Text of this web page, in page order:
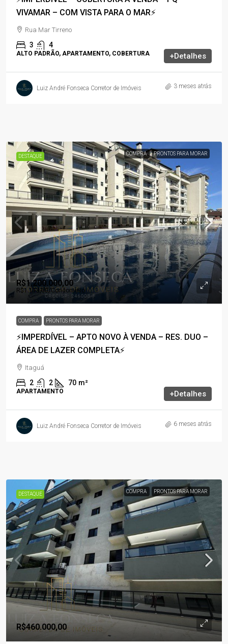
VIVAMAR – COM VISTA PARA O MAR⚡
Rua Mar Tirreno
3 4
ALTO PADRÃO, APARTAMENTO, COBERTURA +Detalhes
Luiz André Fonseca Corretor de Imóveis 3 meses atrás
DESTAQUE COMPRA PRONTOS PARA MORAR
R$1.200.000,00
R$1.113,00/Condomínio
COMPRA PRONTOS PARA MORAR
⚡IMPERDÍVEL – APTO NOVO À VENDA – RES. DUO –
ÁREA DE LAZER COMPLETA⚡
Itaguá
2 2 70 m²
APARTAMENTO +Detalhes
Luiz André Fonseca Corretor de Imóveis 6 meses atrás
DESTAQUE COMPRA PRONTOS PARA MORAR
R$460.000,00